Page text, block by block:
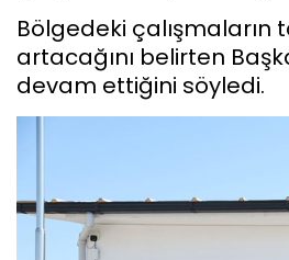
Bölgedeki
artacağını belirten
devam ettiğini söyledi.